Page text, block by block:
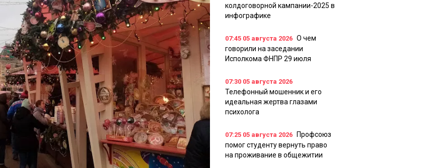
колдоговорной кампании-2025 в
инфографике
07:45 05 августа 2026 О чем
говорили на заседании
Исполкома ФНПР 29 июля
07:30 05 августа 2026
Телефонный мошенник и его
идеальная жертва глазами
психолога
07:25 05 августа 2026
Профсоюз
помог студенту вернуть право
на проживание в общежитии